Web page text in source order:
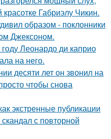
красотке Габриэлу Чикин.
образом - поклонники
Джексоном.
Леонардо ди каприо
на него.
десяти лет он звонил на
чтобы снова
экстренные публикации
с повторной